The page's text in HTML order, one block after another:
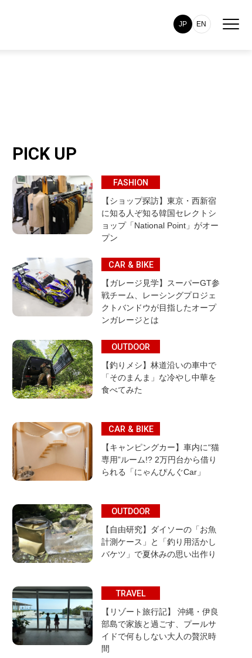
JP EN
PICK UP
FASHION
【ショップ探訪】東京・西新宿
に知る人ぞ知る韓国セレクトシ
ョップ「National Point」がオー
プン
CAR & BIKE
【ガレージ見学】スーパーGT参
戦チーム、レーシングプロジェ
クトバンドウが目指したオープ
ンガレージとは
OUTDOOR
【釣りメシ】林道沿いの車中で
「そのまんま」な冷やし中華を
食べてみた
CAR & BIKE
【キャンピングカー】車内に“猫
専用”ルーム!? 2万円台から借り
られる「にゃんぴんぐCar」
OUTDOOR
【自由研究】ダイソーの「お魚
計測ケース」と「釣り用活かし
バケツ」で夏休みの思い出作り
TRAVEL
【リゾート旅行記】 沖縄・伊良
部島で家族と過ごす、プールサ
イドで何もしない大人の贅沢時
間